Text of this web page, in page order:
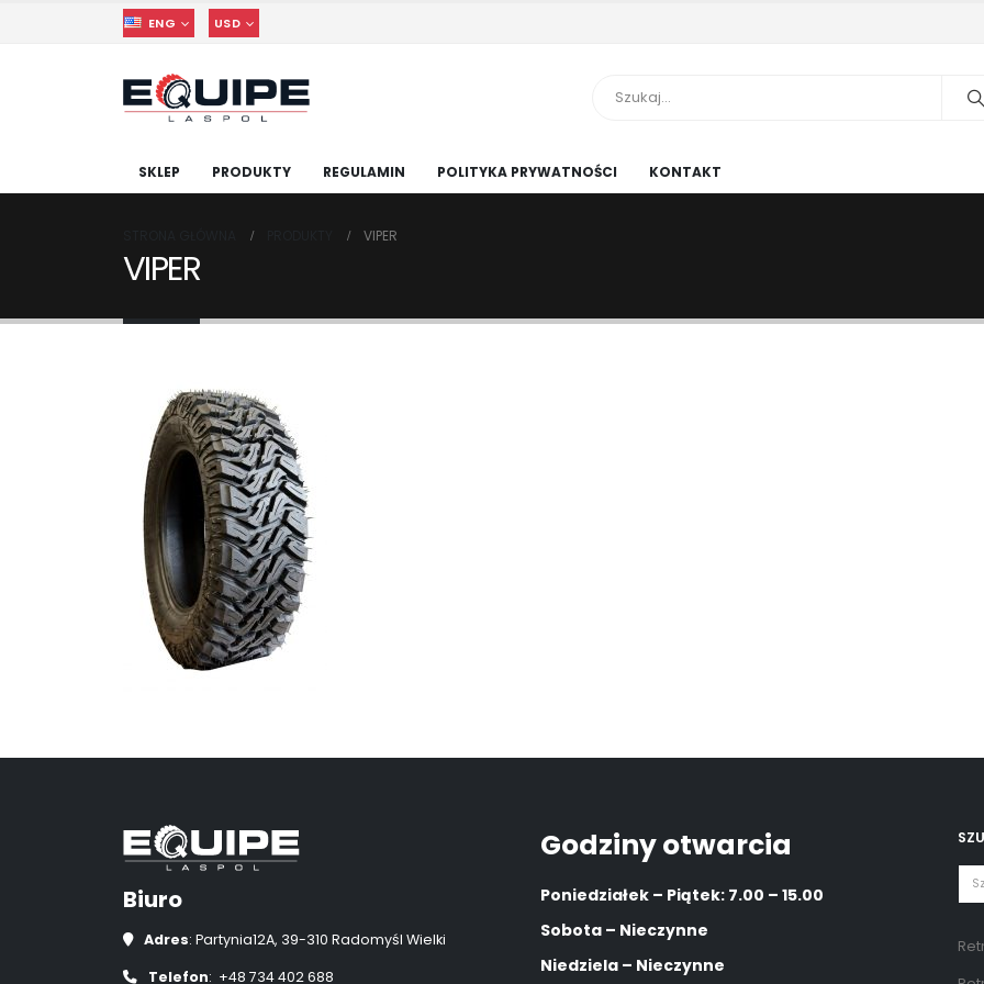
ENG USD
SKLEP PRODUKTY REGULAMIN POLITYKA PRYWATNOŚCI KONTAKT
VIPER
VIPER
Biuro
Adres: Partynia12A, 39-310 Radomyśl Wielki
Telefon: +48 734 402 688
Godziny otwarcia
Poniedziałek – Piątek: 7.00 – 15.00
Sobota – Nieczynne
Niedziela – Nieczynne